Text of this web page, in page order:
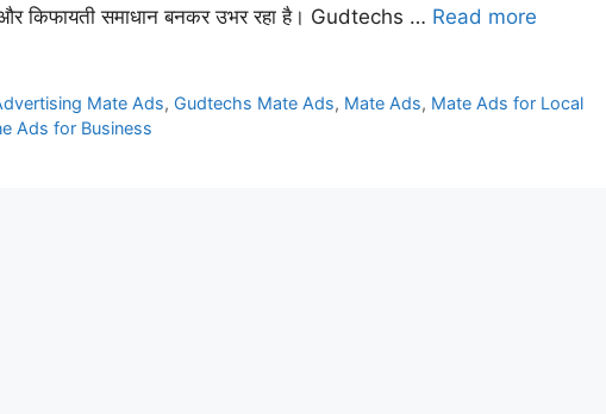
किफायती समाधान बनकर उभर रहा है। Gudtechs … Read more
Mate Ads, Gudtechs Mate Ads, Mate Ads, Mate Ads for Local
Ads for Business